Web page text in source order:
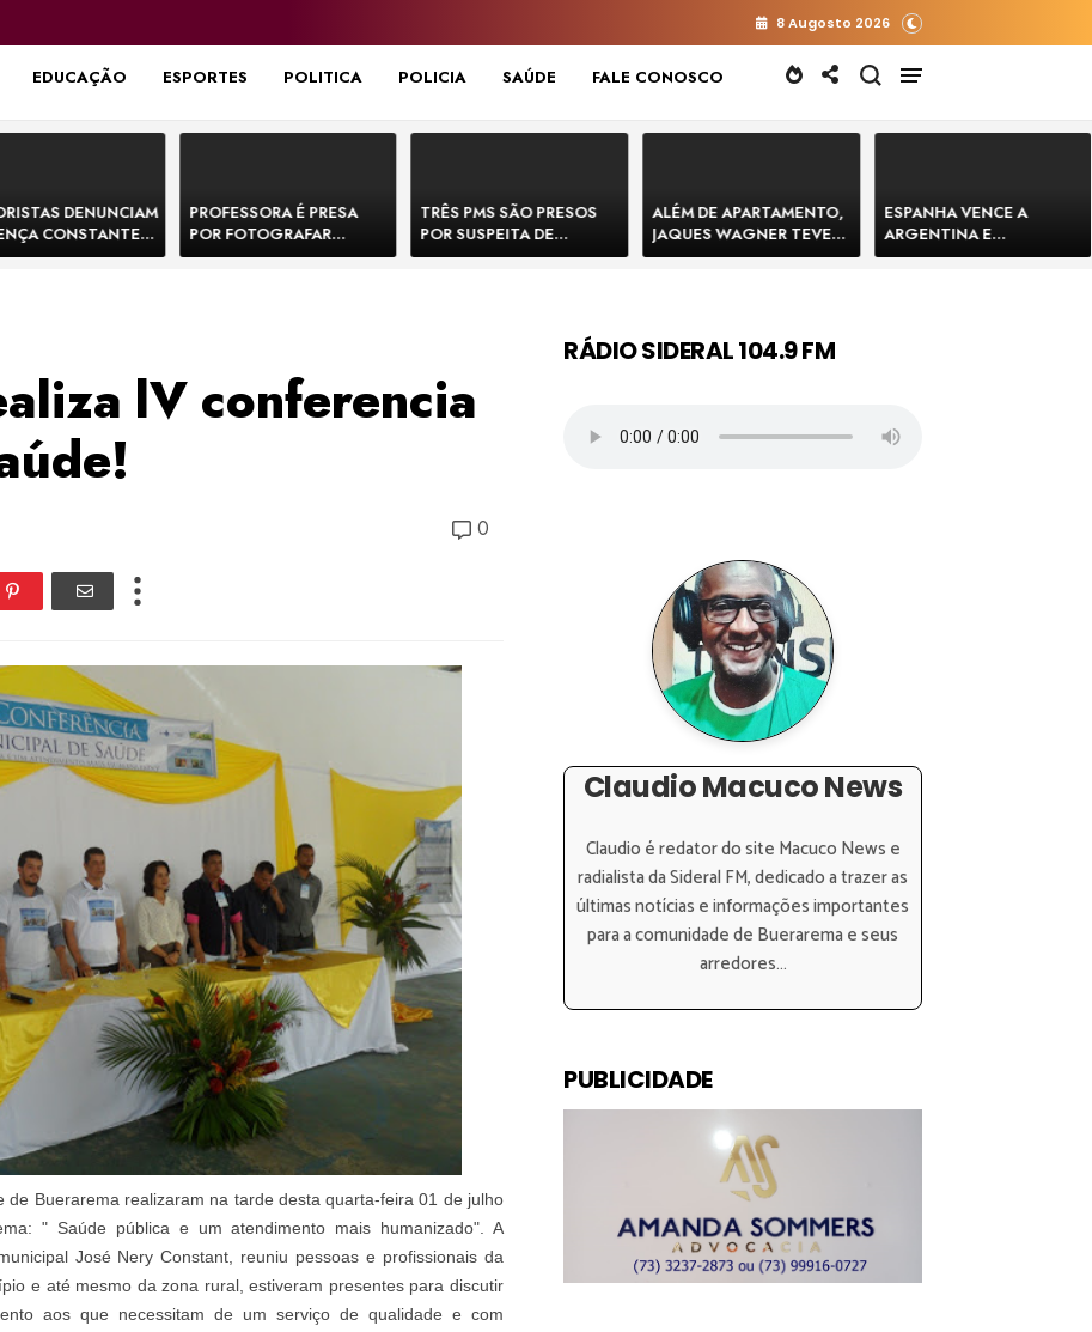
8 Augosto 2026
EDUCAÇÃO ESPORTES POLITICA POLICIA SAÚDE FALE CONOSCO
DENUNCIAM
CONSTANTE
NA BR-330 E
PROFESSORA É PRESA
POR FOTOGRAFAR
PARTES ÍNTIMAS DE
TRÊS PMS SÃO PRESOS
POR SUSPEITA DE
EXECUTAR DOIS HOMENS
ALÉM DE APARTAMENTO,
JAQUES WAGNER TEVE
VENDA DE TERRENO PARA
ESPANHA VENCE A
ARGENTINA E
CONQUISTA A COPA DO
lV conferencia
0
Buerarema realizaram na tarde desta quarta-feira 01 de julho
" Saúde pública e um atendimento mais humanizado". A
José Nery Constant, reuniu pessoas e profissionais da
e até mesmo da zona rural, estiveram presentes para discutir
aos que necessitam de um serviço de qualidade e com
RÁDIO SIDERAL 104.9 FM
Claudio Macuco News
Claudio é redator do site Macuco News e
radialista da Sideral FM, dedicado a trazer as
últimas notícias e informações importantes
para a comunidade de Buerarema e seus
arredores...
PUBLICIDADE